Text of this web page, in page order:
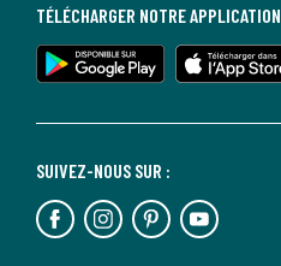
SUIVEZ-NOUS SUR :
TÉLÉCHARGER NOTRE APPLICATION